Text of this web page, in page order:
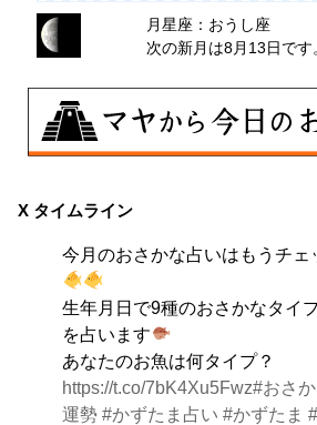
月星座：おうし座
次の新月は8月13日です
曖昧な気持ちで人と付き合うことは
です。
X タイムライン
今月のおさかな占いはもうチェ
生年月日で9種のおさかなタイ
を占います
あなたのお魚は何タイプ？
https://t.co/7bK4Xu5Fwz#おさ
運勢 #かずたま占い #かずたま